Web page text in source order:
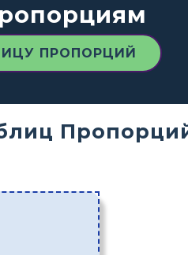
ПРОПОРЦИЙ